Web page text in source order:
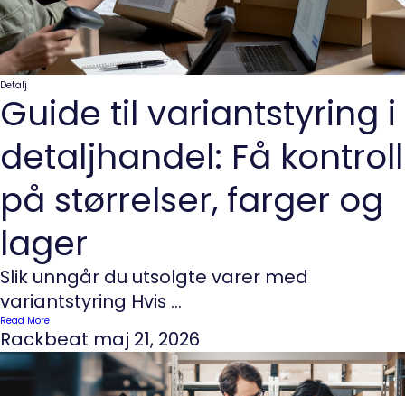
Detalj
Guide til variantstyring i
detaljhandel: Få kontroll
på størrelser, farger og
lager
Slik unngår du utsolgte varer med
variantstyring Hvis ...
Read More
Rackbeat maj 21, 2026